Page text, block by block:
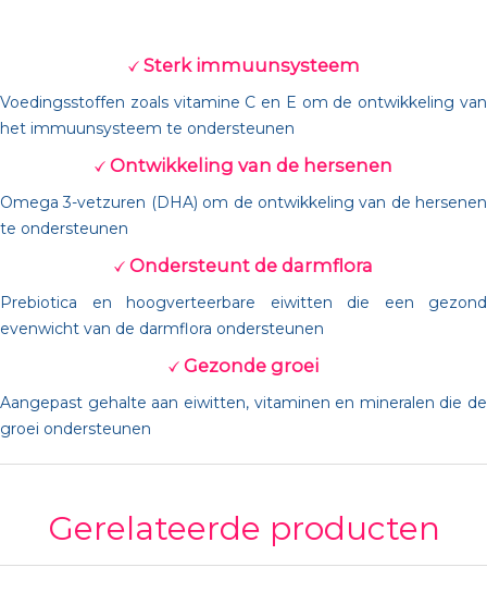
Sterk immuunsysteem
Voedingsstoffen zoals vitamine C en E om de ontwikkeling van
het immuunsysteem te ondersteunen
Ontwikkeling van de hersenen
Omega 3-vetzuren (DHA) om de ontwikkeling van de hersenen
te ondersteunen
Ondersteunt de darmflora
Prebiotica en hoogverteerbare eiwitten die een gezond
evenwicht van de darmflora ondersteunen
Gezonde groei
Aangepast gehalte aan eiwitten, vitaminen en mineralen die de
groei ondersteunen
Gerelateerde producten